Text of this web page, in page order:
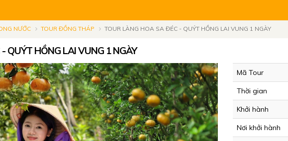
60 Thanh Niên, P.
NƯỚC TOUR ĐỒNG THÁP TOUR LÀNG HOA SA ĐÉC - QUÝT HỒNG LAI VUNG 1 NGÀY
QUÝT HỒNG LAI VUNG 1 NGÀY
Mã Tour
Thời gian
Khởi hành
Nơi khởi hành